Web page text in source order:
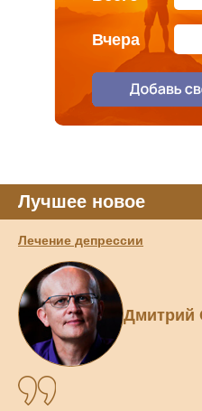
Вчера
Лучшее новое
Лечение депрессии
Дмитрий